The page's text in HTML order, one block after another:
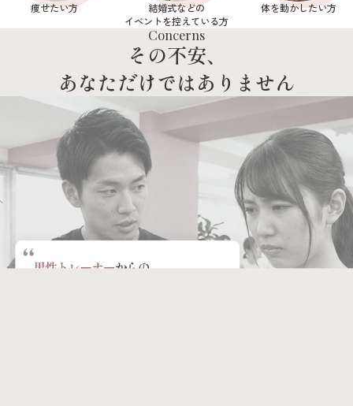
痩せたい方
結婚式などの
イベントを控えている方
体を動かしたい方
Concerns
その不安、
あなただけではありません